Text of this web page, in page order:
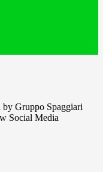
Gruppo Spaggiari
Social Media